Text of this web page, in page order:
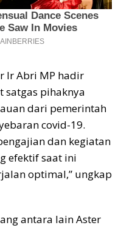
Ir Abri MP hadir
satgas pihaknya
dari pemerintah
covid-19.
dan kegiatan
efektif saat ini
optimal,” ungkap
antara lain Aster